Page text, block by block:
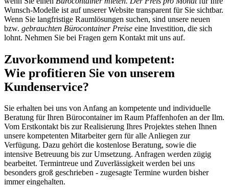
Wunsch-Modelle ist auf unserer Website transparent für Sie sichtbar.
Wenn Sie langfristige Raumlösungen suchen, sind unsere neuen
bzw. gebrauchten Bürocontainer Preise eine Investition, die sich
lohnt. Nehmen Sie bei Fragen gern Kontakt mit uns auf.
Zuvorkommend und kompetent:
Wie profitieren Sie von unserem
Kundenservice?
Sie erhalten bei uns von Anfang an kompetente und individuelle
Beratung für Ihren Bürocontainer im Raum Pfaffenhofen an der Ilm.
Vom Erstkontakt bis zur Realisierung Ihres Projektes stehen Ihnen
unsere kompetenten Mitarbeiter gern für alle Anliegen zur
Verfügung. Dazu gehört die kostenlose Beratung, sowie die
intensive Betreuung bis zur Umsetzung. Anfragen werden zügig
bearbeitet. Termintreue und Zuverlässigkeit werden bei uns
besonders groß geschrieben - zugesagte Termine wurden bisher
immer eingehalten.